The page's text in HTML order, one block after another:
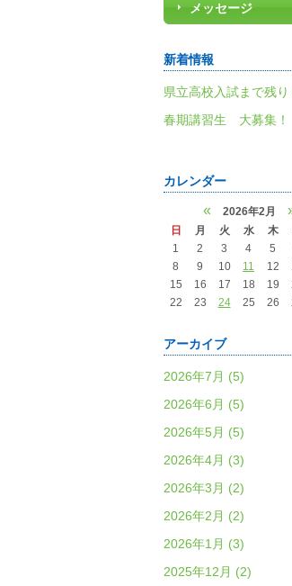
メッセージ
新着情報
県立高校入試まで残り
春期講習生 大募集！
カレンダー
« 2026年2月
日 月 火 水 木
1
2 3 4 5
8
9 10 11 12
15
16 17 18 19
22
23 24 25 26
アーカイブ
2026年7月 (5)
2026年6月 (5)
2026年5月 (5)
2026年4月 (3)
2026年3月 (2)
2026年2月 (2)
2026年1月 (3)
2025年12月 (2)